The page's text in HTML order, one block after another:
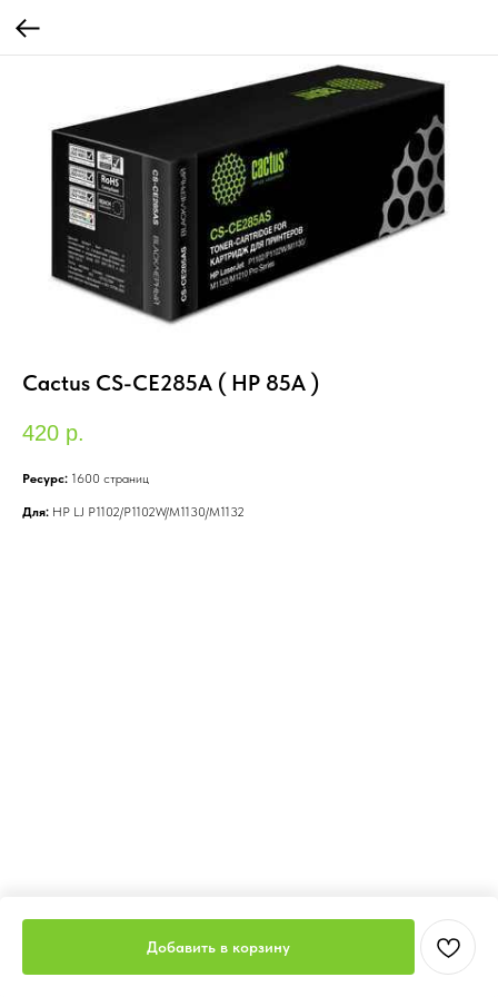
Cactus CS-CE285A ( HP 85A )
420 р.
Добавить в корзину
Ресурс: 1600 страниц
Для: HP LJ P1102/P1102W/M1130/M1132